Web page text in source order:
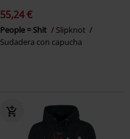
55,24 €
People = Shit
Slipknot
Sudadera con capucha